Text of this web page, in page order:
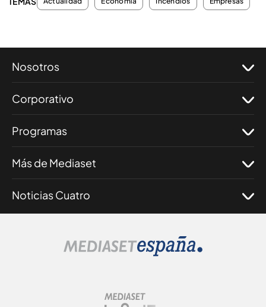
Nosotros
Corporativo
Programas
Más de Mediaset
Noticias Cuatro